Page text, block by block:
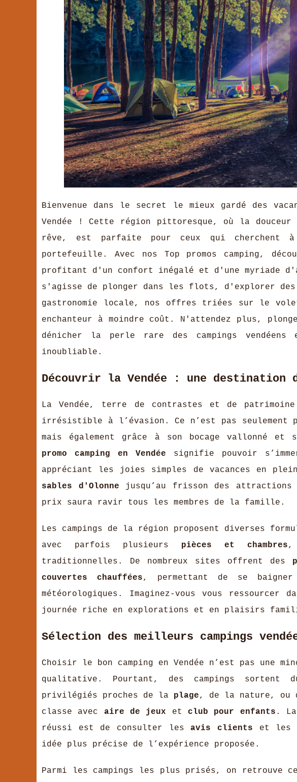
Bienvenue dans le secret le mieux gardé des
Vendée ! Cette région pittoresque, où la
rêve, est parfaite pour ceux qui cherchent
portefeuille. Avec nos Top promos camping,
profitant d'un confort inégalé et d'une myriade
s'agisse de plonger dans les flots, d'explorer des
gastronomie locale, nos offres triées sur le
enchanteur à moindre coût. N'attendez plus,
dénicher la perle rare des campings vendéens
inoubliable.
Découvrir la Vendée : une
La Vendée, terre de contrastes et de
irrésistible à l’évasion. Ce n’est pas
mais également grâce à son bocage vallonné
promo camping en Vendée signifie pouvoir
appréciant les joies simples de vacances en
sables d'Olonne jusqu’au frisson des attractions
prix saura ravir tous les membres de la famille.
Les campings de la région proposent diverses
avec parfois plusieurs pièces et chambres,
traditionnelles. De nombreux sites offrent des
couvertes chauffées, permettant de se
météorologiques. Imaginez-vous vous ressourcer
journée riche en explorations et en plaisirs
Sélection des meilleurs campings
Choisir le bon camping en Vendée n’est pas
qualitative. Pourtant, des campings sortent
privilégiés proches de la plage, de la nature, ou
classe avec aire de jeux etclub pour enfants .
réussi est de consulter lesavis clients et les
idée plus précise de l’expérience proposée.
Parmi les campings les plus prisés, on retrouve